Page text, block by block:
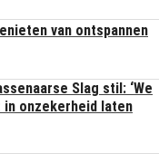
van ontspannen
Slag stil: ‘We
onzekerheid laten